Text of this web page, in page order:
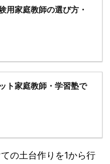
用家庭教師の選び方・
ト家庭教師・学習塾で
の土台作りを1から行